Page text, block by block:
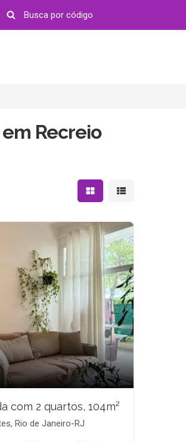
Recreio
Mostrar resultados em
Mostrar
com 2 quartos, 104m²
Rio de Janeiro-RJ